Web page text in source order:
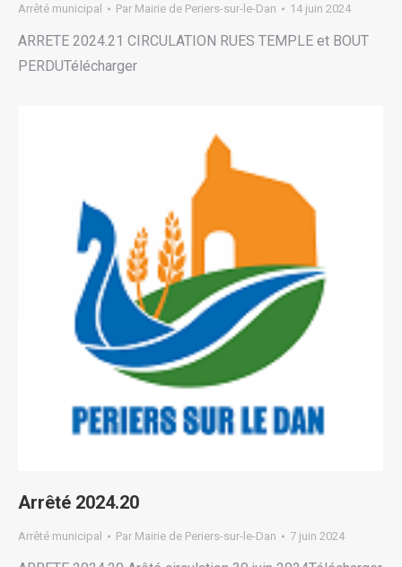
Arrêté municipal Par Mairie de Periers-sur-le-Dan 14 juin 2024
ARRETE 2024.21 CIRCULATION RUES TEMPLE et BOUT
PERDUTélécharger
Arrêté 2024.20
Arrêté municipal Par Mairie de Periers-sur-le-Dan 7 juin 2024